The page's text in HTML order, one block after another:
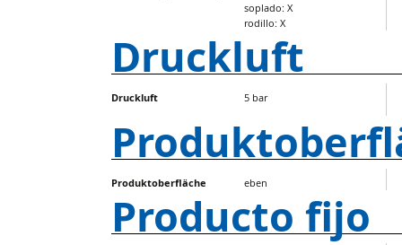
soplado: X
rodillo: X
Druckluft
Druckluft 5 bar
Produktoberfläche eben
Producto fijo